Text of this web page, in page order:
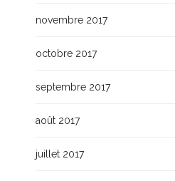
novembre 2017
octobre 2017
septembre 2017
août 2017
juillet 2017